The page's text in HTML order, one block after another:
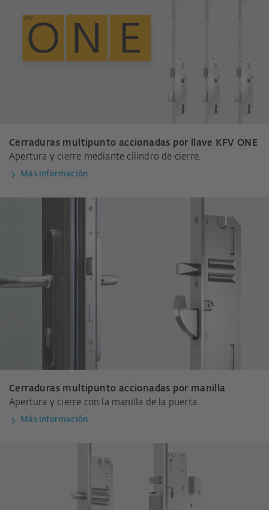
Cerraduras multipunto accionadas por llave KFV ONE
Apertura y cierre mediante cilindro de cierre.
Más información
Cerraduras multipunto accionadas por manilla
Apertura y cierre con la manilla de la puerta.
Más información